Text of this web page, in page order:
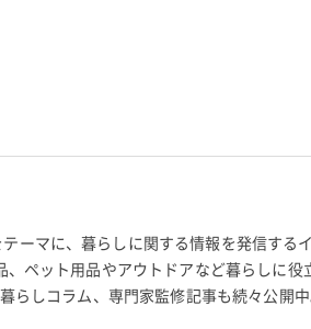
ーマに、暮らしに関する情報を発信する
ペット用品やアウトドアなど暮らしに役
らしコラム、専門家監修記事も続々公開中